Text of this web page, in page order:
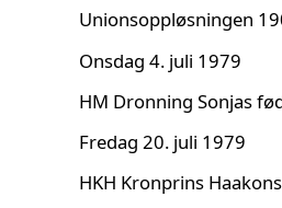
Unionsoppløsningen
Onsdag 4. juli 1979
HM Dronning Sonjas
Fredag 20. juli 1979
HKH Kronprins